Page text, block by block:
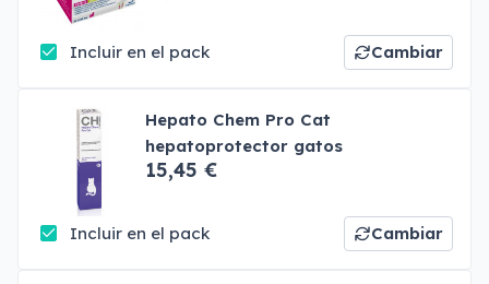
Incluir en el pack Cambiar
Hepato Chem Pro Cat
hepatoprotector gatos
15,45 €
Incluir en el pack Cambiar